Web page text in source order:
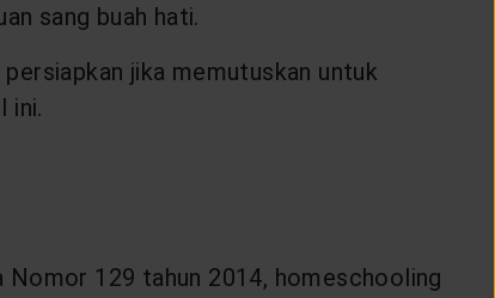
sang buah hati.
jika memutuskan untuk
ini.
Nomor 129 tahun 2014, homeschooling